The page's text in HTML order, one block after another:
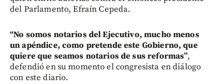
del Parlamento, Efraín Cepeda.
“No somos notarios del Ejecutivo, mucho menos
un apéndice, como pretende este Gobierno, que
quiere que seamos notarios de sus reformas”,
defendió en su momento el congresista en diálogo
con este diario.